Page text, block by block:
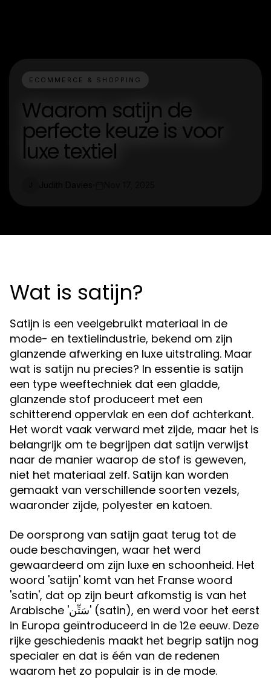
ECOMMERCE & SHOPPING
Waarom satijn de
perfecte keuze is voor
luxe textiel
Wat is satijn?
Satijn is een veelgebruikt materiaal in de
mode- en textielindustrie, bekend om zijn
glanzende afwerking en luxe uitstraling. Maar
wat is satijn nu precies? In essentie is satijn
een type weeftechniek dat een gladde,
glanzende stof produceert met een
schitterend oppervlak en een dof achterkant.
Het wordt vaak verward met zijde, maar het is
belangrijk om te begrijpen dat satijn verwijst
naar de manier waarop de stof is geweven,
niet het materiaal zelf. Satijn kan worden
gemaakt van verschillende soorten vezels,
waaronder zijde, polyester en katoen.
De oorsprong van satijn gaat terug tot de
oude beschavingen, waar het werd
gewaardeerd om zijn luxe en schoonheid. Het
woord 'satijn' komt van het Franse woord
'satin', dat op zijn beurt afkomstig is van het
Arabische 'سَتِّن' (satin), en werd voor het eerst
in Europa geïntroduceerd in de 12e eeuw. Deze
rijke geschiedenis maakt het begrip satijn nog
specialer en dat is één van de redenen
waarom het zo populair is in de mode.